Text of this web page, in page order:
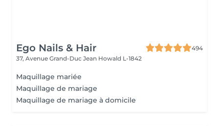
Ego Nails & Hair
494
37, Avenue Grand-Duc Jean Howald L-1842
Maquillage mariée
Maquillage de mariage
Maquillage de mariage à domicile